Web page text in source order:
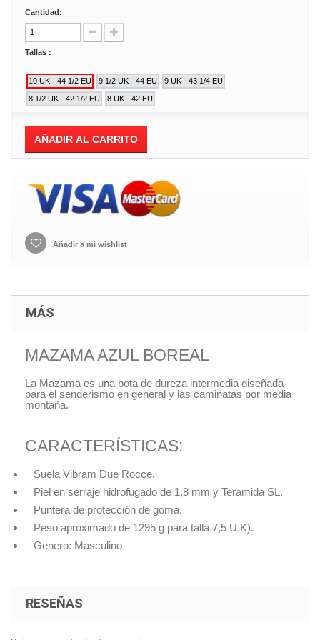
Cantidad:
Tallas :
AÑADIR AL CARRITO
Añadir a mi wishlist
MÁS
MAZAMA AZUL BOREAL
La Mazama es una bota de dureza intermedia diseñada
para el senderismo en general y las caminatas por media
montaña.
CARACTERÍSTICAS:
Suela Vibram Due Rocce.
Piel en serraje hidrofugado de 1,8 mm y Teramida SL.
Puntera de protección de goma.
Peso aproximado de 1295 g para talla 7,5 U.K).
Genero: Masculino
RESEÑAS